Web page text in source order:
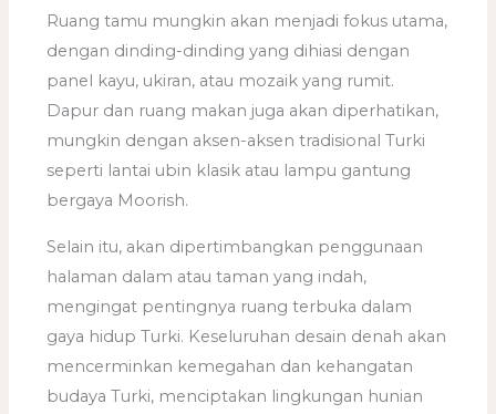
Ruang tamu mungkin akan menjadi fokus utama,
dengan dinding-dinding yang dihiasi dengan
panel kayu, ukiran, atau mozaik yang rumit.
Dapur dan ruang makan juga akan diperhatikan,
mungkin dengan aksen-aksen tradisional Turki
seperti lantai ubin klasik atau lampu gantung
bergaya Moorish.
Selain itu, akan dipertimbangkan penggunaan
halaman dalam atau taman yang indah,
mengingat pentingnya ruang terbuka dalam
gaya hidup Turki. Keseluruhan desain denah akan
mencerminkan kemegahan dan kehangatan
budaya Turki, menciptakan lingkungan hunian